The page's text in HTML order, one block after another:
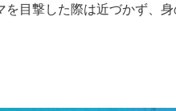
目撃した際は近づかず、